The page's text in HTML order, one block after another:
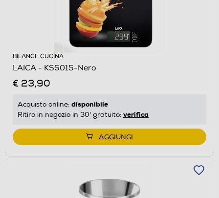
BILANCE CUCINA
LAICA - KS5015-Nero
€ 23,90
Acquisto online: disponibile
Ritiro in negozio in 30' gratuito: verifica
AGGIUNGI